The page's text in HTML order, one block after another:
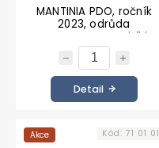
MANTINIA PDO, ročník
2023, odrůda
MOSCHOFILERO, bílé
suché víno 750ml
Detail
Akce Kód: 71 01 01